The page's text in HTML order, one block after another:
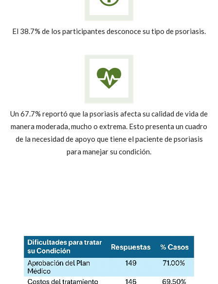
El 38.7% de los participantes desconoce su tipo de psoriasis.
Un 67.7% reportó que la psoriasis afecta su calidad de vida de
manera moderada, mucho o extrema. Esto presenta un cuadro
de la necesidad de apoyo que tiene el paciente de psoriasis
para manejar su condición.